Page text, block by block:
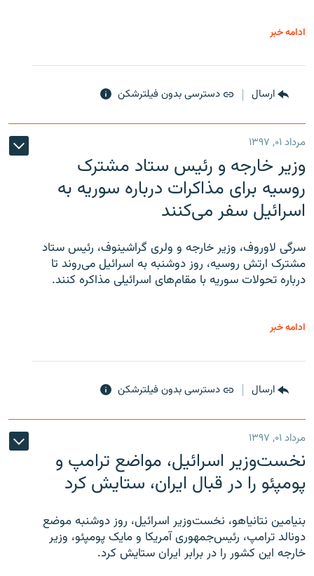
ادامه خبر
ارسال دسترسی بدون فیلترشکن
مرداد ۰۱, ۱۳۹۷
وزیر خارجه و رئیس‌ ستاد مشترک
روسیه برای مذاکرات درباره سوریه به
اسرائیل سفر می‌کنند
سرگی لاوروف، وزیر خارجه و ولری گراشینوف، رئیس ستاد
مشترک ارتش روسیه، روز دوشنبه به اسرائیل می‌روند تا
درباره تحولات سوریه با مقام‌های اسرائیلی مذاکره کنند.
ادامه خبر
ارسال دسترسی بدون فیلترشکن
مرداد ۰۱, ۱۳۹۷
نخست‌وزیر اسرائیل، مواضع ترامپ و
پومپئو را در قبال ایران، ستایش کرد
بنیامین نتانیاهو، نخست‌وزیر اسرائیل، روز دوشنبه موضع
دونالد ترامپ، رئیس‌جمهوری آمریکا و مایک پومپئو، وزیر
خارجه این کشور را در برابر ایران ستایش کرد.